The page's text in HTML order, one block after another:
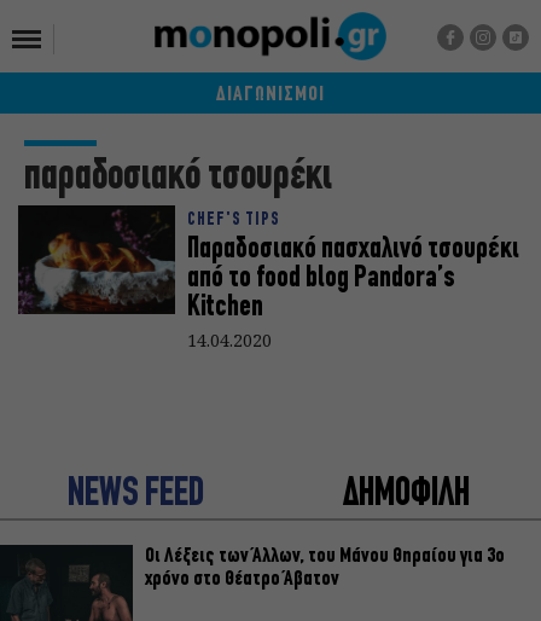
ΔΙΑΓΩΝΙΣΜΟΙ
παραδοσιακό τσουρέκι
CHEF'S TIPS
Παραδοσιακό πασχαλινό τσουρέκι
από το food blog Pandora’s
Kitchen
14.04.2020
NEWS FEED ΔΗΜΟΦΙΛΗ
Οι Λέξεις των Άλλων, του Μάνου Θηραίου για 3ο
χρόνο στο Θέατρο Άβατον